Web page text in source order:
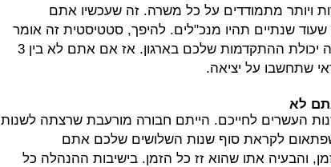
ויותר מתמודדים על כל משרה. זה שעכשיו אתם
שנתיים תהיו מנכ"לים. להיפך, סטטיסטית זה אומר
שבעוד שנתיים תגיעו לקצה יכולת ההתקדמות שלכם בארגון. אז אם אתם לא בין 3
שתחשבו על יציאה.
לא
העשרים לחייכם. הייתם חבורה מורעבת שרצתה לשנות
לקראת סוף שנות השלושים שלכם אתם
והבעיה אתו שהוא זז כל הזמן. בישיבות ההנהלה כל